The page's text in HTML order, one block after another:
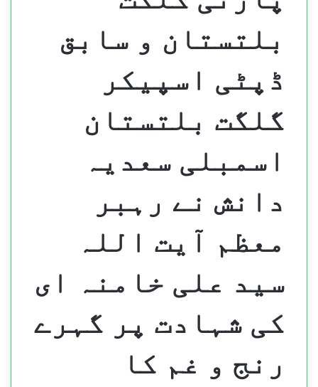
بلتستان و سابق
ڈپٹی اسپیکر
گلگت بلتستان
اسمبلی سعدیہ
دانش نے رہبر
معظم آیت اللہ
سید علی خامنہ ای
کی شہادت پر گہرے
رنج و غم کا